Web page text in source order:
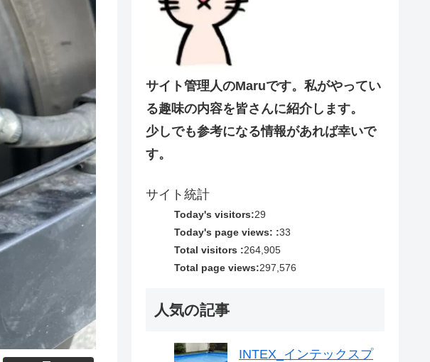
サイト管理人のMaruです。私がやってい
る趣味の内容を皆さんに紹介します。
少しでも参考になる情報があれば幸いで
す。
サイト統計
Today's visitors:29
Today's page views: :33
Total visitors :264,905
Total page views:297,576
人気の記事
INTEX_インテックスプ